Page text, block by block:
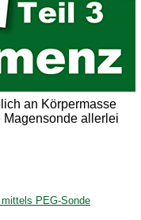
an Körpermasse
Magensonde allerlei
PEG-Sonde